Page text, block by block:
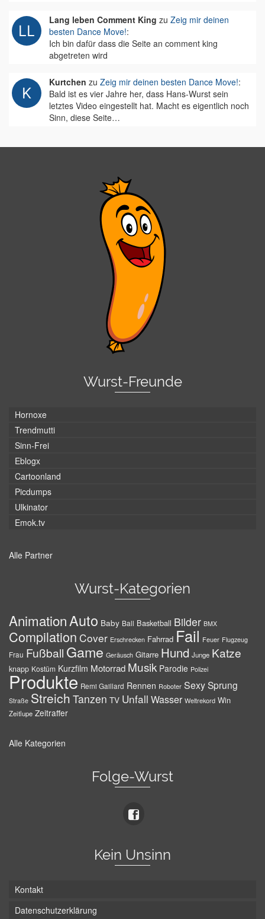
Lang leben Comment King zu Zeig mir deinen
besten Dance Move!:
Ich bin dafür dass die Seite an comment king
abgetreten wird
Kurtchen zu Zeig mir deinen besten Dance Move!:
Bald ist es vier Jahre her, dass Hans-Wurst sein
letztes Video eingestellt hat. Macht es eigentlich noch
Sinn, diese Seite…
Wurst-Freunde
Hornoxe
Trendmutti
Sinn-Frei
Eblogx
Cartoonland
Picdumps
Ulkinator
Emok.tv
Alle Partner
Wurst-Kategorien
AnimationAuto Baby Ball Basketball Bilder BMX
Compilation Cover Erschrecken Fahrrad Fail Feuer Flugzeug
Frau Fußball Game Geräusch Gitarre Hund Junge Katze
knapp Kostüm Kurzfilm Motorrad Musik Parodie Polizei
Produkte Remi Gaillard Rennen Roboter SexySprung
Straße Streich Tanzen TV Unfall Wasser Weltrekord Win
Zeitlupe Zeitraffer
Alle Kategorien
Folge-Wurst
Kein Unsinn
Kontakt
Datenschutzerklärung